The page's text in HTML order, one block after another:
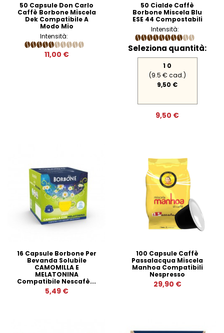
50 Capsule Don Carlo
Caffè Borbone Miscela
Dek Compatibile A
Modo Mio
Intensità:
11,00 €
50 Cialde Caffè
Borbone Miscela Blu
ESE 44 Compostabili
Intensità:
Seleziona quantità:
1 0
(9.5 € cad.)
9,50 €
9,50 €
16 Capsule Borbone Per
Bevanda Solubile
CAMOMILLA E
MELATONINA
Compatibile Nescafè...
5,49 €
100 Capsule Caffè
Passalacqua Miscela
Manhoa Compatibili
Nespresso
29,90 €